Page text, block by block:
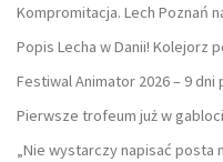
Kompromitacja. Lech Poznań
Popis Lecha w Danii! Kolejorz
Festiwal Animator 2026 – 9
Pierwsze trofeum już w
„Nie wystarczy napisać posta